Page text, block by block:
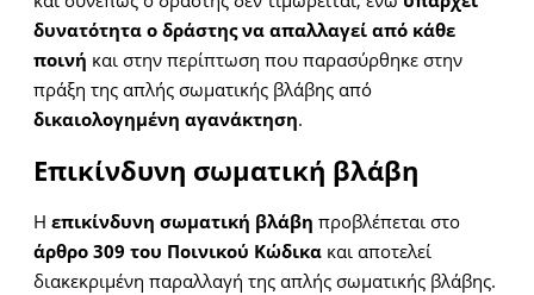
δυνατότητα ο δράστης να απαλλαγεί από κάθε
ποινή και στην περίπτωση που παρασύρθηκε στην
πράξη της απλής σωματικής βλάβης από
δικαιολογημένη αγανάκτηση.
Επικίνδυνη σωματική βλάβη
Η επικίνδυνη σωματική βλάβη προβλέπεται στο
άρθρο 309 του Ποινικού Κώδικα και αποτελεί
διακεκριμένη παραλλαγή της απλής σωματικής βλάβης.